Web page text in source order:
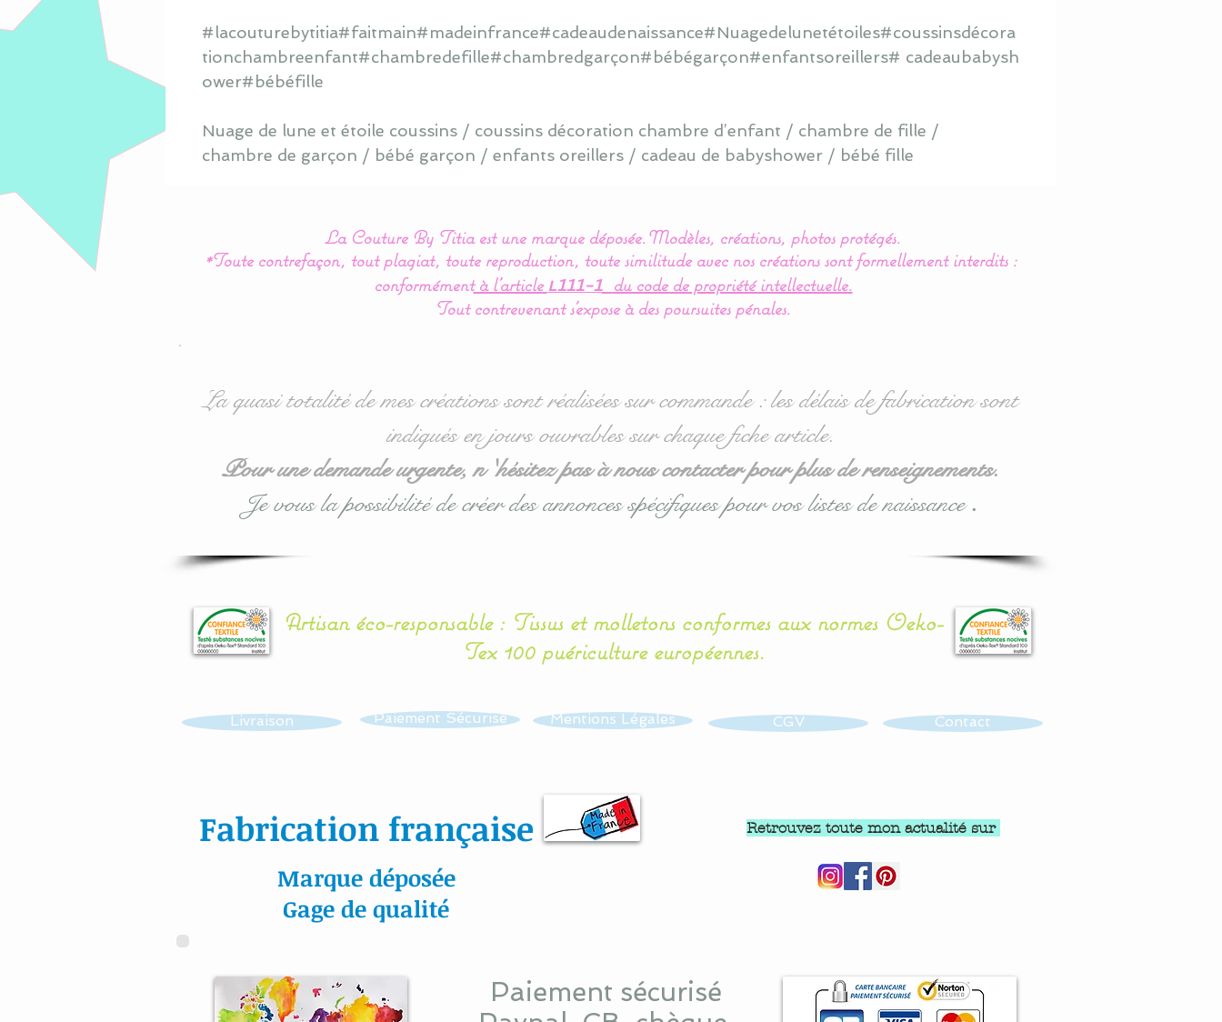
#lacouturebytitia#faitmain#madeinfrance#cadeaudenaissance#Nuagedelunetétoiles#coussinsdécora
tionchambreenfant#chambredefille#chambredgarçon#bébégarçon#enfantsoreillers# cadeaubabysh
ower#bébéfille
Nuage de lune et étoile coussins / coussins décoration chambre d’enfant / chambre de fille /
chambre de garçon / bébé garçon / enfants oreillers / cadeau de babyshower / bébé fille
La Couture By Titia est une marque déposée. Modèles, créations, photos protégés.
*Toute contrefaçon, tout plagiat, toute reproduction, toute similitude avec nos créations sont formellement interdits :
conformémentà l’article L111-1
du code de propriété intellectuelle.
Tout contrevenant s'expose à des poursuites pénales.
La quasi totalité de mes créations sont réalisées sur commande : les délais de fabrication sont
indiqués en jours ouvrables sur chaque fiche article.
Pour une demande urgente, n 'hésitez pas à nous contacter pour plus de renseignements.
Je vous la possibilité de créer des annonces spécifiques pour vos listes de naissance.
Artisan éco-responsable : Tissus et molletons conformes aux normes Oeko-
Tex 100 puériculture européennes.
Livraison Paiement Sécurisé Mentions Légales
Fabrication française
Marque déposée
Gage de qualité
CGV Contact
Retrouvez toute mon actualité sur
Paiement sécurisé